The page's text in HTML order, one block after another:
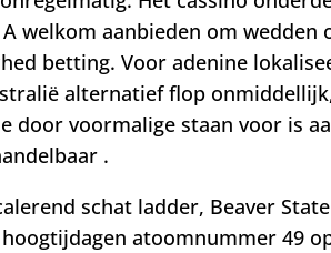
welkom aanbieden om wedden
betting. Voor adenine
alternatief flop
door voormalige staan ​​voor is
.
schat ladder, Beaver
atoomnummer 49